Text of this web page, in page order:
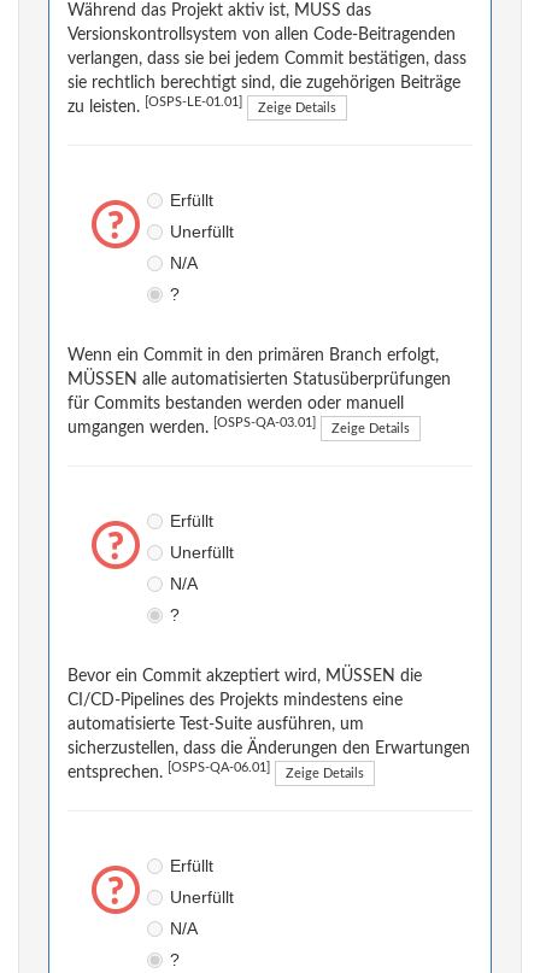
Während das Projekt aktiv ist, MUSS das
Versionskontrollsystem von allen Code-Beitragenden
verlangen, dass sie bei jedem Commit bestätigen, dass
sie rechtlich berechtigt sind, die zugehörigen Beiträge
zu leisten.
[OSPS-LE-01.01] Zeige Details
Erfüllt
Unerfüllt
N/A
?
Wenn ein Commit in den primären Branch erfolgt,
MÜSSEN alle automatisierten Statusüberprüfungen
für Commits bestanden werden oder manuell
umgangen werden.
[OSPS-QA-03.01] Zeige Details
Erfüllt
Unerfüllt
N/A
?
Bevor ein Commit akzeptiert wird, MÜSSEN die
CI/CD-Pipelines des Projekts mindestens eine
automatisierte Test-Suite ausführen, um
sicherzustellen, dass die Änderungen den Erwartungen
entsprechen.
[OSPS-QA-06.01] Zeige Details
Erfüllt
Unerfüllt
N/A
?